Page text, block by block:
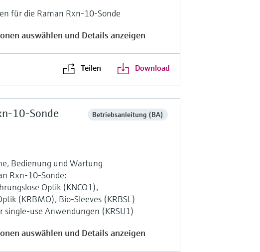
für die Raman Rxn-10-Sonde
auswählen und Details anzeigen
Teilen Download
10-Sonde
Betriebsanleitung (BA)
Bedienung und Wartung
Rxn-10-Sonde:
Optik (KNCO1),
(KRBMO), Bio-Sleeves (KRBSL)
single-use Anwendungen (KRSU1)
auswählen und Details anzeigen